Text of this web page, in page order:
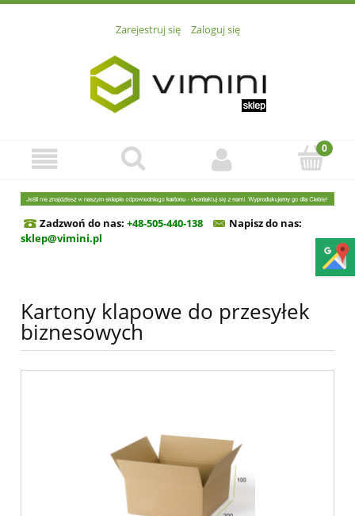
Zarejestruj się Zaloguj się
Zadzwoń do nas: +48-505-440-138 Napisz do nas:
sklep@vimini.pl
Kartony klapowe do przesyłek
biznesowych